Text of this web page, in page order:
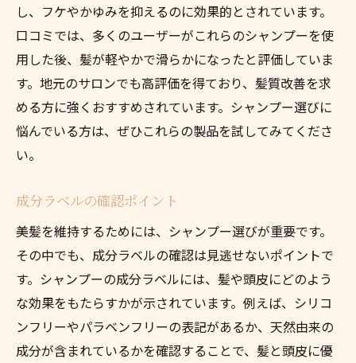
し、フケやかゆみを抑えるのに効果的とされています。
口コミでは、多くのユーザーがこれらのシャンプーを使
用した後、髪が軽やかで滑らかになったと評価していま
す。地元のサロンでも高評価を得ており、髪質改善を求
める方に強くおすすめされています。シャンプー選びに
悩んでいる方は、ぜひこれらの製品を試してみてくださ
い。
成分ラベルの確認ポイント
美髪を維持するためには、シャンプー選びが重要です。
その中でも、成分ラベルの確認は見逃せないポイントで
す。シャンプーの成分ラベルには、髪や頭皮にどのよう
な効果をもたらすかが示されています。例えば、シリコ
ンフリーやパラベンフリーの表記があるか、天然由来の
成分が含まれているかを確認することで、髪と頭皮に優